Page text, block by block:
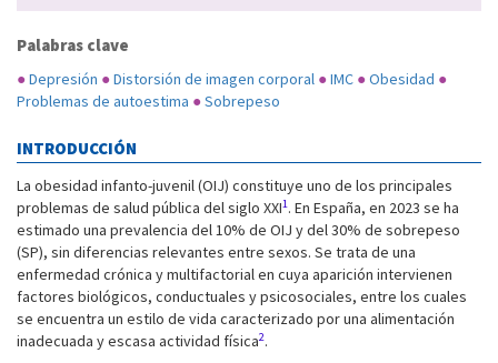
Palabras clave
●Depresión ●Distorsión de imagen corporal ●IMC ●Obesidad ●
Problemas de autoestima ●Sobrepeso
INTRODUCCIÓN
La obesidad infanto-juvenil (OIJ) constituye uno de los principales
problemas de salud pública del siglo XXI1. En España, en 2023 se ha
estimado una prevalencia del 10% de OIJ y del 30% de sobrepeso
(SP), sin diferencias relevantes entre sexos. Se trata de una
enfermedad crónica y multifactorial en cuya aparición intervienen
factores biológicos, conductuales y psicosociales, entre los cuales
se encuentra un estilo de vida caracterizado por una alimentación
inadecuada y escasa actividad física2.